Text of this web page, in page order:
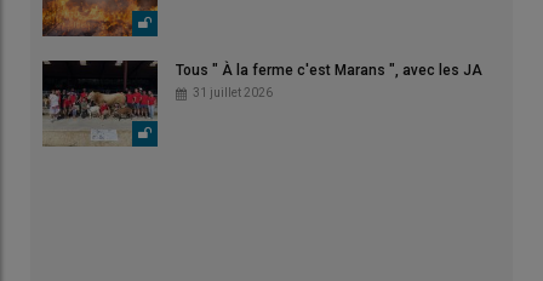
Tous " À la ferme c'est Marans ", avec les JA
31 juillet 2026